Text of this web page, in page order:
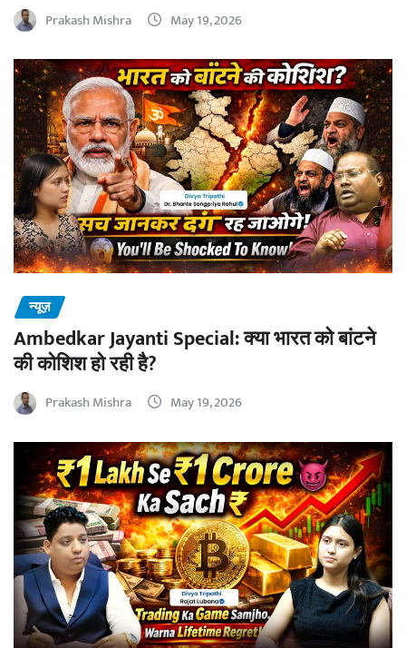
Prakash Mishra May 19, 2026
न्यूज़
Ambedkar Jayanti Special: क्या भारत को बांटने
की कोशिश हो रही है?
Prakash Mishra May 19, 2026